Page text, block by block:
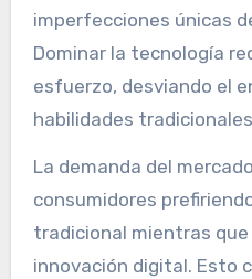
imperfecciones únicas
Dominar la tecnología
esfuerzo, desviando el
habilidades
La demanda del
consumidores
tradicional mientras
innovación digital. Esto